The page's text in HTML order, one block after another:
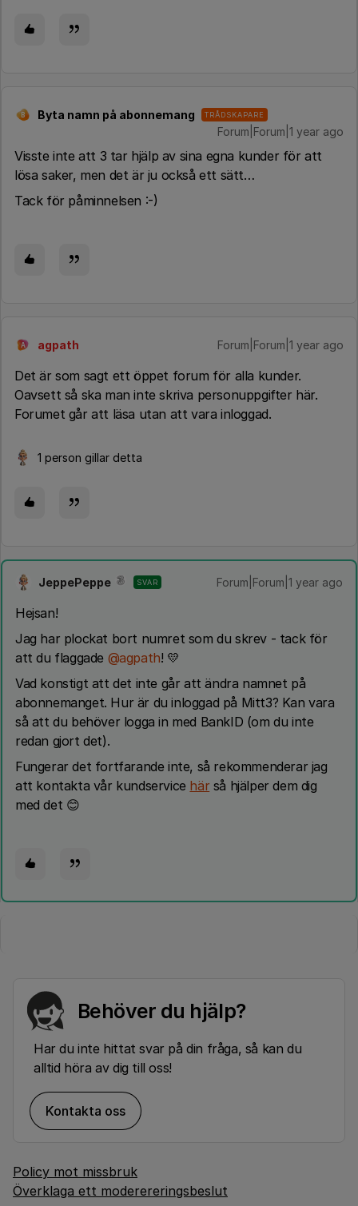
B Byta namn på abonnemang TRÅDSKAPARE
Forum|Forum|1 year ago
Visste inte att 3 tar hjälp av sina egna kunder för att
lösa saker, men det är ju också ett sätt…
Tack för påminnelsen :-)
A agpath Forum|Forum|1 year ago
Det är som sagt ett öppet forum för alla kunder.
Oavsett så ska man inte skriva personuppgifter här.
Forumet går att läsa utan att vara inloggad.
1 person gillar detta
JeppePeppe SVAR Forum|Forum|1 year ago
Hejsan!
Jag har plockat bort numret som du skrev - tack för
att du flaggade @agpath! 💛
Vad konstigt att det inte går att ändra namnet på
abonnemanget. Hur är du inloggad på Mitt3? Kan vara
så att du behöver logga in med BankID (om du inte
redan gjort det).
Fungerar det fortfarande inte, så rekommenderar jag
att kontakta vår kundservice här så hjälper dem dig
med det 😊
Behöver du hjälp?
Har du inte hittat svar på din fråga, så kan du
alltid höra av dig till oss!
Kontakta oss
Policy mot missbruk
Överklaga ett moderereringsbeslut